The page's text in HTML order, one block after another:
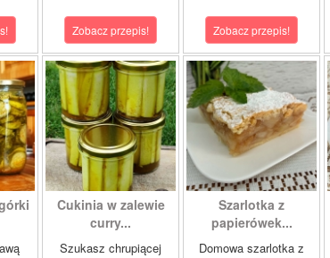
Zobacz przepis! Zobacz przepis!
Cukinia w zalewie
curry...
Szukasz chrupiącej
Szarlotka z
papierówek...
Domowa szarlotka z